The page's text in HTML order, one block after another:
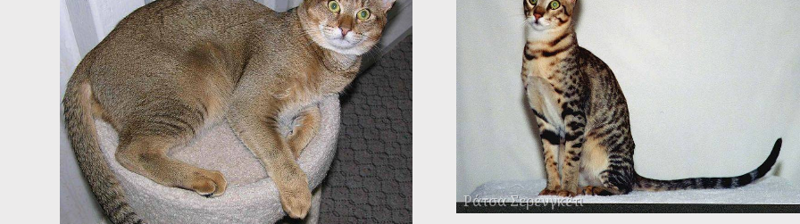
Ράτσα Σερενγκέτι